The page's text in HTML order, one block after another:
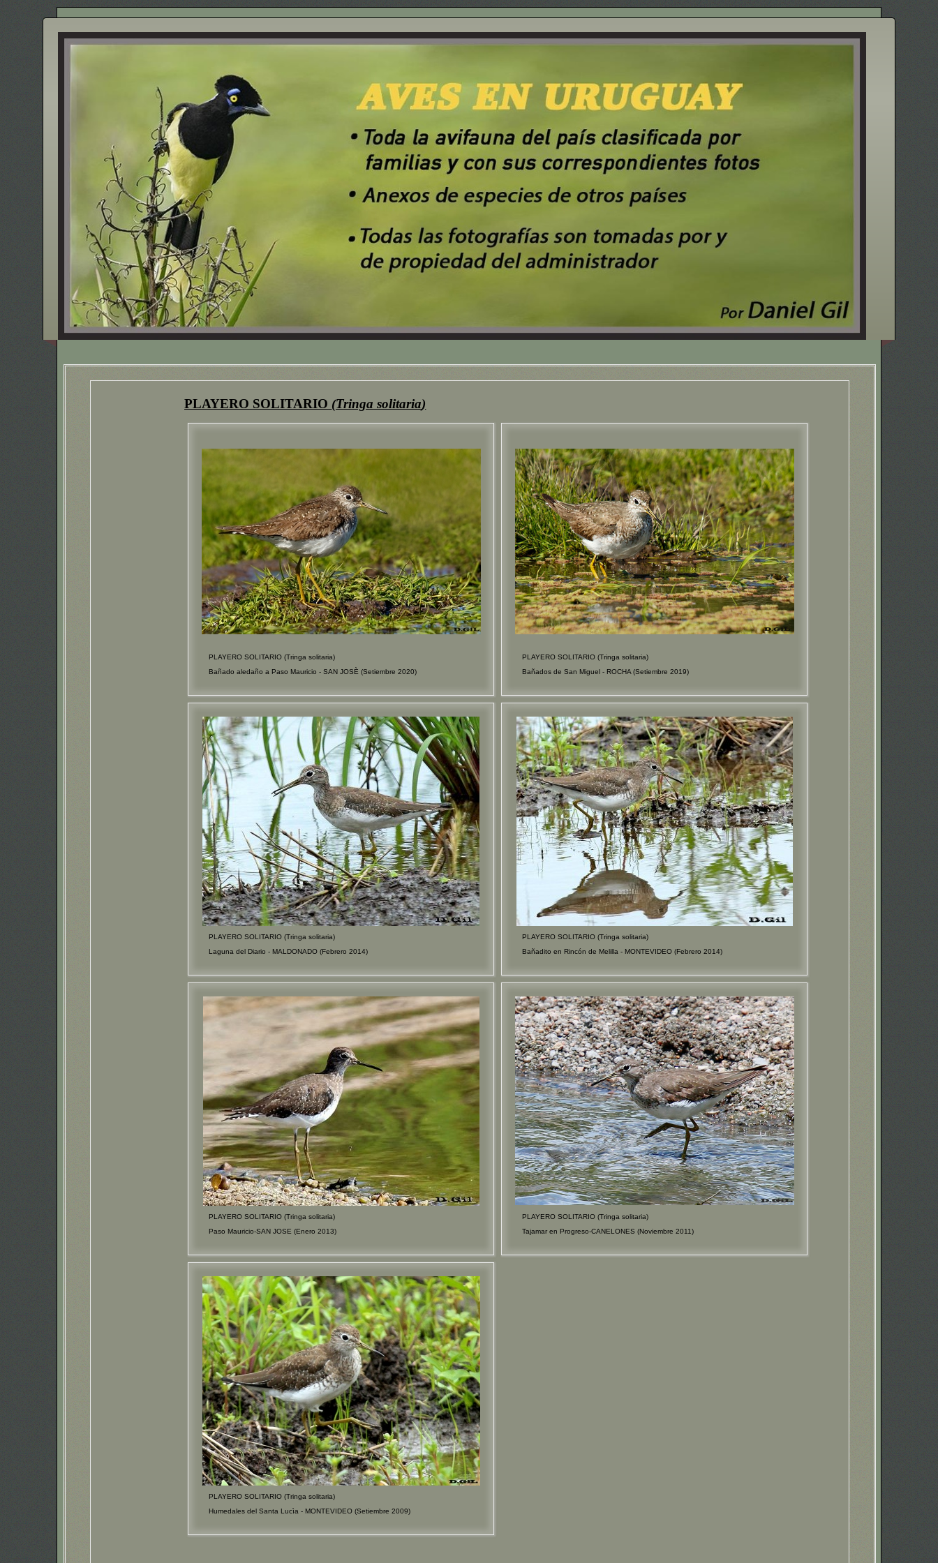
PLAYERO SOLITARIO (Tringa solitaria)
PLAYERO SOLITARIO (Tringa solitaria)
Bañado aledaño a Paso Mauricio - SAN JOSÈ (Setiembre 2020)
PLAYERO SOLITARIO (Tringa solitaria)
Bañados de San Miguel - ROCHA (Setiembre 2019)
PLAYERO SOLITARIO (Tringa solitaria)
Laguna del Diario - MALDONADO (Febrero 2014)
PLAYERO SOLITARIO (Tringa solitaria)
Bañadito en Rincón de Melilla - MONTEVIDEO (Febrero 2014)
PLAYERO SOLITARIO (Tringa solitaria)
Paso Mauricio-SAN JOSE (Enero 2013)
PLAYERO SOLITARIO (Tringa solitaria)
Tajamar en Progreso-CANELONES (Noviembre 2011)
PLAYERO SOLITARIO (Tringa solitaria)
Humedales del Santa Lucìa - MONTEVIDEO (Setiembre 2009)